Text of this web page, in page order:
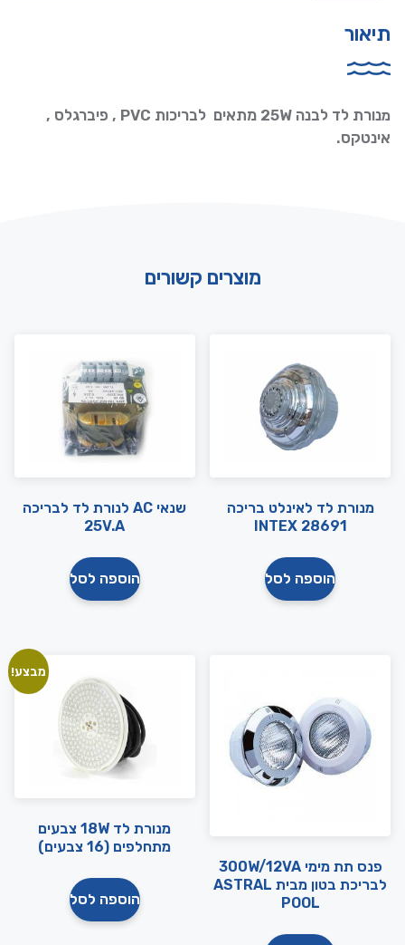
תיאור
מ
נורת לד לבנה 25W מתאים לבריכות PVC , פיברגלס ,
אינטקס.
מוצרים קשורים
מנורת לד לאינלט בריכה
INTEX 28691
הוספה לסל
שנאי AC לנורת לד לבריכה
25V.A
הוספה לסל
פנס תת מימי 300W/12VA
לבריכת בטון מבית ASTRAL
POOL
מבצע!
מנורת לד 18W צבעים
מתחלפים (16 צבעים)
הוספה לסל